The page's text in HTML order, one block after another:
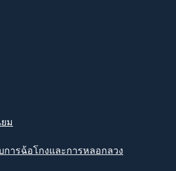
ม
การฉ้อโกงและการหลอกลวง